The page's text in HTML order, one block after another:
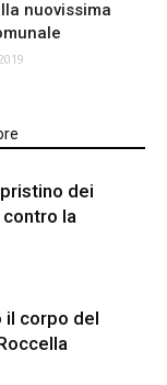
nuovissima
dei
la
il corpo del